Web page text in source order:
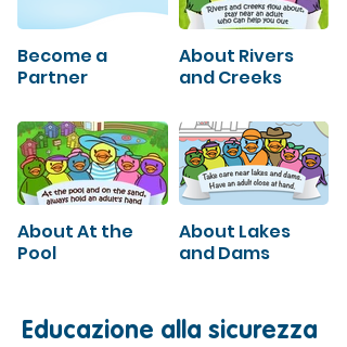
Become a
Partner
About Rivers
and Creeks
About At the
Pool
About Lakes
and Dams
Educazione alla sicurezza